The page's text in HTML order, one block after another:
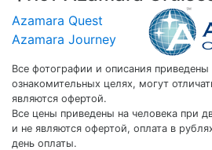
Azamara Quest
Azamara Journey
Все фотографии и описания
ознакомительных целях, могут
являются офертой.
Все цены приведены на человека при
и не являются офертой, оплата в
день оплаты.